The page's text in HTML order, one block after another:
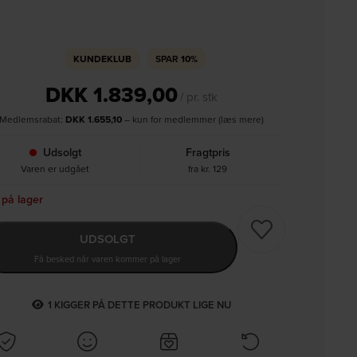
KUNDEKLUB SPAR 10%
DKK1.839,00/ pr. stk
DKK 1.655,10– kun for medlemmer (læs mere)
Udsolgt
Varen er udgået
Fragtpris
fra kr. 129
lager
UDSOLGT
Få besked når varen kommer på lager
1 KIGGER PÅ DETTE PRODUKT LIGE NU